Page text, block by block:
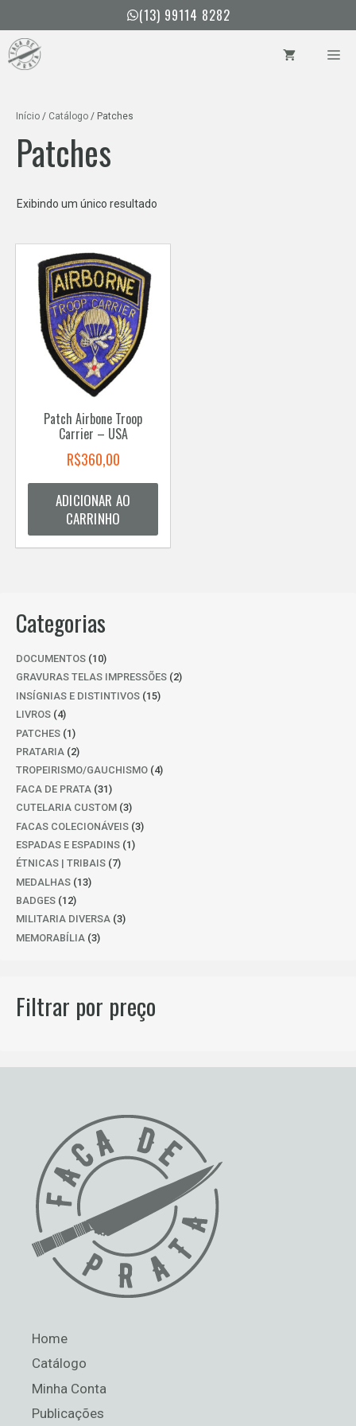
para
conteúdo
(13) 99114 8282
Início / Catálogo / Patches
Patches
Exibindo um único resultado
Patch Airbone Troop
Carrier – USA
R$360,00
ADICIONAR AO
CARRINHO
Categorias
DOCUMENTOS 1010
PRODUTOS
GRAVURAS TELAS IMPRESSÕES 22
INSÍGNIAS E DISTINTIVOS 1515
LIVROS 44
PRODUTOS
PATCHES 11
PRODUTO
PRATARIA 22
PRODUTOS
TROPEIRISMO/GAUCHISMO 44
FACA DE PRATA 3131
PRODUTOS
CUTELARIA CUSTOM 33
PRODUTOS
FACAS COLECIONÁVEIS 33
ESPADAS E ESPADINS 11
ÉTNICAS | TRIBAIS 77
MEDALHAS 1313
BADGES 1212
PRODUTOS
MILITARIA DIVERSA 33
MEMORABÍLIA 33
Filtrar por preço
Home
Catálogo
Minha Conta
Publicações